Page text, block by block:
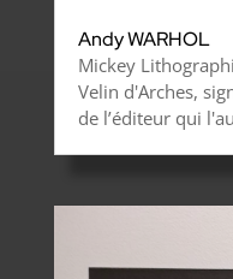
Andy WARHOL
Mickey
Velin d'Arches,
de l’éditeur qui